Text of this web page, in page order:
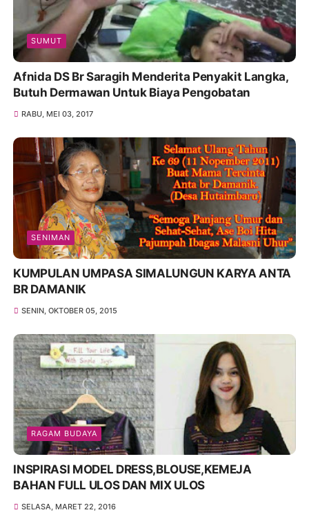
SUMUT
Afnida DS Br Saragih Menderita Penyakit Langka,
Butuh Dermawan Untuk Biaya Pengobatan
RABU, MEI 03, 2017
SENIMAN
KUMPULAN UMPASA SIMALUNGUN KARYA ANTA
BR DAMANIK
SENIN, OKTOBER 05, 2015
RAGAM BUDAYA
INSPIRASI MODEL DRESS,BLOUSE,KEMEJA
BAHAN FULL ULOS DAN MIX ULOS
SELASA, MARET 22, 2016